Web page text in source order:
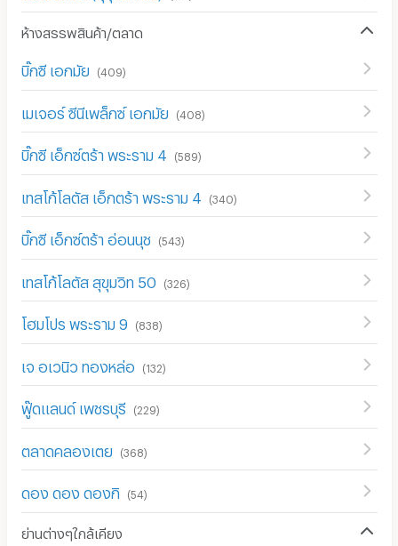
ห้างสรรพสินค้า/ตลาด
บิ๊กซี เอกมัย (409)
เมเจอร์ ซีนีเพล็กซ์ เอกมัย (408)
บิ๊กซี เอ็กซ์ตร้า พระราม 4 (589)
เทสโก้โลตัส เอ็กตร้า พระราม 4 (340)
บิ๊กซี เอ็กซ์ตร้า อ่อนนุช (543)
เทสโก้โลตัส สุขุมวิท 50 (326)
โฮมโปร พระราม 9 (838)
เจ อเวนิว ทองหล่อ (132)
ฟู๊ดแลนด์ เพชรบุรี (229)
ตลาดคลองเตย (368)
ดอง ดอง ดองกิ (54 )
ย่านต่างๆใกล้เคียง